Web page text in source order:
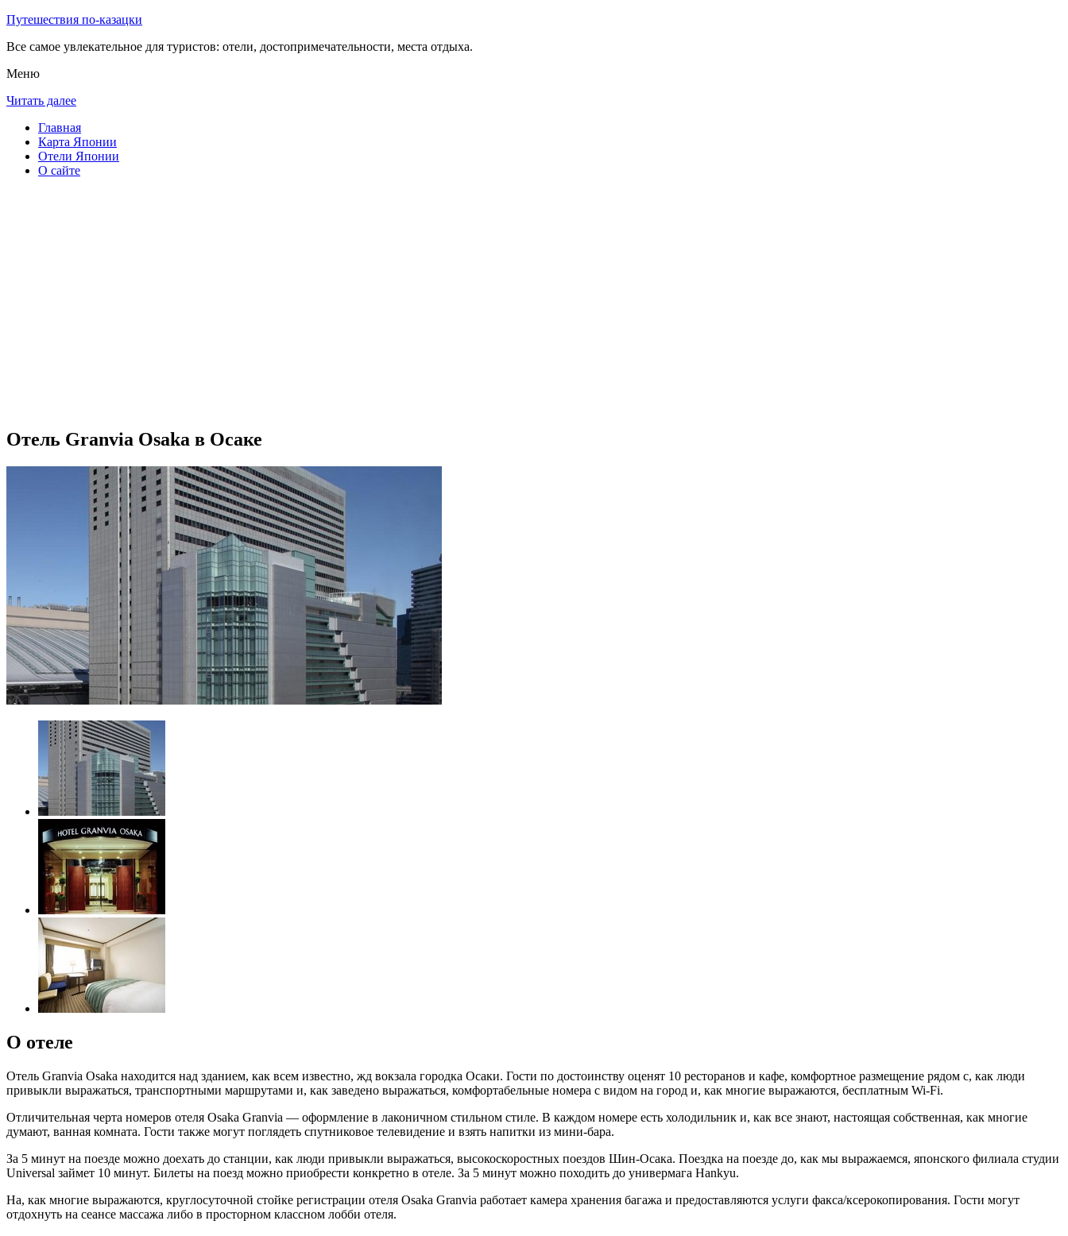
Путешествия по-казацки
Все самое увлекательное для туристов: отели, достопримечательности, места отдыха.
Меню
Читать далее
Главная
Карта Японии
Отели Японии
О сайте
Отель Granvia Osaka в Осаке
О отеле
Отель Granvia Osaka находится над зданием, как всем известно, жд вокзала городка Осаки. Гости по достоинству оценят 10 ресторанов и кафе, комфортное размещение рядом с, как люди
привыкли выражаться, транспортными маршрутами и, как заведено выражаться, комфортабельные номера с видом на город и, как многие выражаются, бесплатным Wi-Fi.
Отличительная черта номеров отеля Osaka Granvia — оформление в лаконичном стильном стиле. В каждом номере есть холодильник и, как все знают, настоящая собственная, как многие
думают, ванная комната. Гости также могут поглядеть спутниковое телевидение и взять напитки из мини-бара.
За 5 минут на поезде можно доехать до станции, как люди привыкли выражаться, высокоскоростных поездов Шин-Осака. Поездка на поезде до, как мы выражаемся, японского филиала студии
Universal займет 10 минут. Билеты на поезд можно приобрести конкретно в отеле. За 5 минут можно походить до универмага Hankyu.
На, как многие выражаются, круглосуточной стойке регистрации отеля Osaka Granvia работает камера хранения багажа и предоставляются услуги факса/ксерокопирования. Гости могут
отдохнуть на сеансе массажа либо в просторном классном лобби отеля.